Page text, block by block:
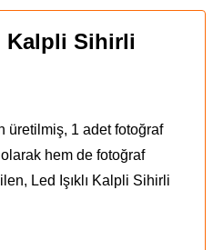
Kalpli Sihirli
üretilmiş, 1 adet fotoğraf
hem de fotoğraf
Led Işıklı Kalpli Sihirli